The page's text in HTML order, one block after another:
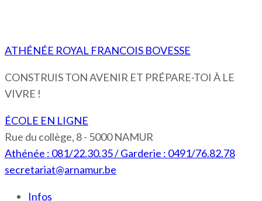
ATHÉNÉE ROYAL FRANCOIS BOVESSE
CONSTRUIS TON AVENIR ET PRÉPARE-TOI À LE
VIVRE !
ÉCOLE EN LIGNE
Rue du collège, 8 - 5000 NAMUR
Athénée : 081/22.30.35 / Garderie : 0491/76.82.78
secretariat@arnamur.be
Infos